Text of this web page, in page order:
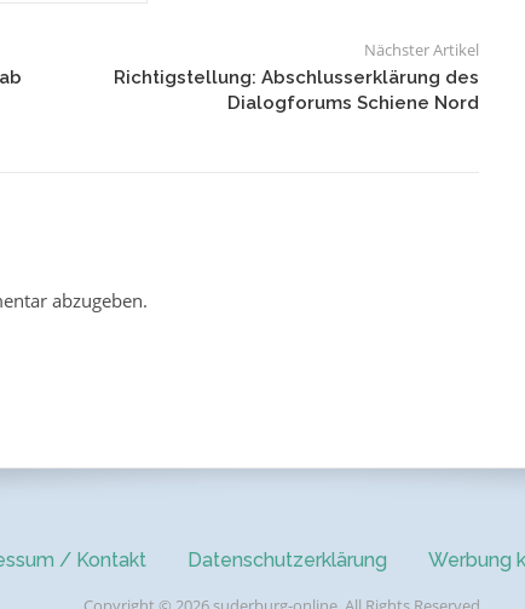
Nächster Artikel
Richtigstellung: Abschlusserklärung des
Dialogforums Schiene Nord
abzugeben.
/ Kontakt Datenschutzerklärung Werbung